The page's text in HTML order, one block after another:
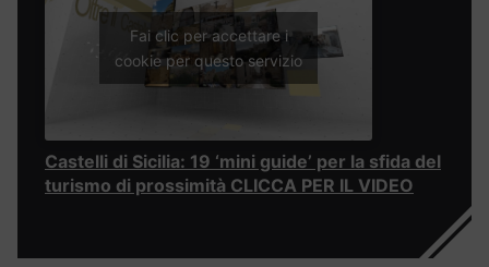
Fai clic per accettare i
cookie per questo servizio
Castelli di Sicilia: 19 ‘mini guide’ per la sfida del
turismo di prossimità CLICCA PER IL VIDEO